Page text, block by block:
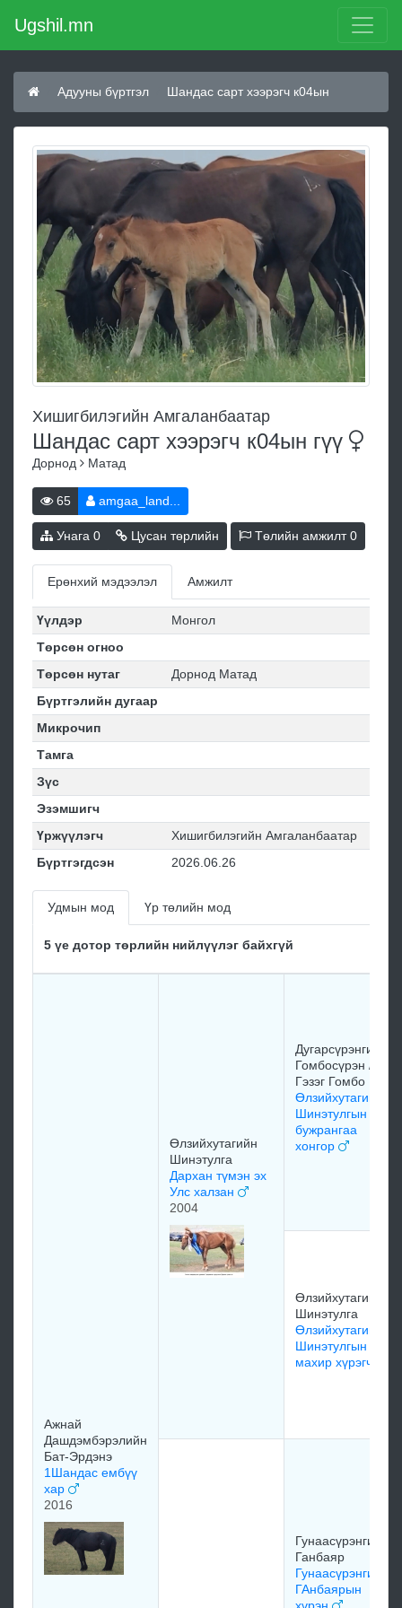
Ugshil.mn
Адууны бүртгэл Шандас сарт хээрэгч к04ын
Хишигбилэгийн Амгаланбаатар
Шандас сарт хээрэгч к04ын гүү
Дорнод Матад
65 amgaa_land...
Унага 0 Цусан төрлийн Төлийн амжилт0
Ерөнхий мэдээлэл Амжилт
Үүлдэр
Монгол
Төрсөн огноо
Төрсөн нутаг
Дорнод Матад
Бүртгэлийн дугаар
Микрочип
Тамга
Зүс
Эзэмшигч
Үржүүлэгч
Хишигбилэгийн Амгаланбаатар
Бүртгэгдсэн
2026.06.26
Удмын мод Үр төлийн мод
5 үе дотор төрлийн нийлүүлэг байхгүй
Ажнай
Дашдэмбэрэлийн
Бат-Эрдэнэ
1Шандас ембүү
хар
2016
Өлзийхутагийн
Шинэтулга
Дархан түмэн эх
Улс халзан
2004
Дугарсүрэнгийн
Гомбосүрэн /
Гэзэг Гомбо
Өлзийхутагийн
Шинэтулгын
бужрангаа
хонгор
Өлзийхутагийн
Шинэтулга
Өлзийхутагийн
Шинэтулгын
махир хүрэгч
Гунаасүрэнгийн
Ганбаяр
Гунаасүрэнгийн
ГАнбаярын